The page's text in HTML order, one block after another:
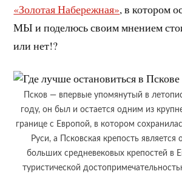
«Золотая Набережная», в котором
МЫ и поделюсь своим мнением
или нет!?
Псков — впервые упомянутый в
году, он был и остается одним из
границе с Европой, в котором
Руси, а Псковская крепость
больших средневековых крепостей в
туристической